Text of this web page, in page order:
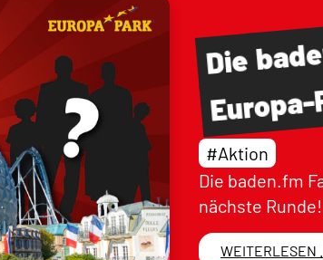
Die
#Aktion
Die baden.fm
nächste
WEITERLESEN ...